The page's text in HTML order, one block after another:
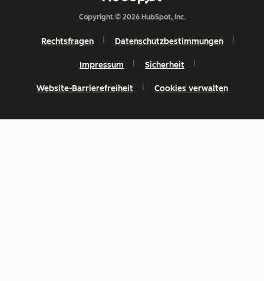
Copyright © 2026 HubSpot, Inc.
Rechtsfragen Datenschutzbestimmungen
Impressum Sicherheit
Website-Barrierefreiheit Cookies verwalten